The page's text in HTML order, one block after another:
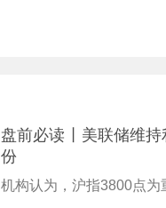
盘前必读丨美联储维
份
机构认为，沪指3800点为